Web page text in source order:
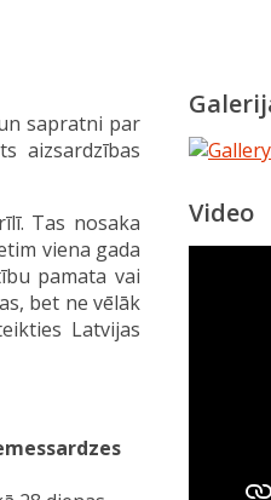
sapratni par
aizsardzības
Tas nosaka
viena gada
pamata vai
bet ne vēlāk
Latvijas
Video